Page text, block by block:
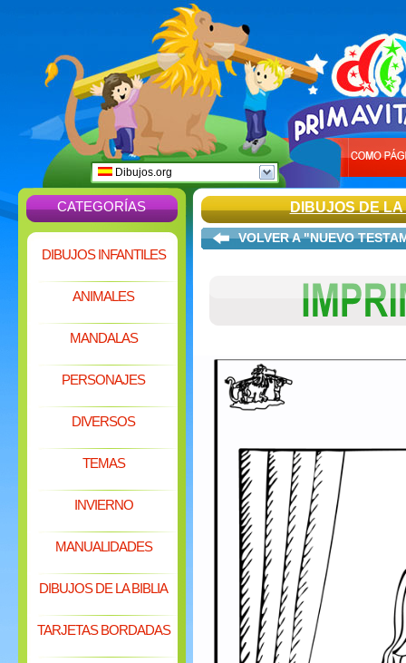
Dibujos.org
CATEGORÍAS
DIBUJOS INFANTILES
ANIMALES
MANDALAS
PERSONAJES
DIVERSOS
TEMAS
INVIERNO
MANUALIDADES
DIBUJOS DE LA BIBLIA
TARJETAS BORDADAS
DIBUJOS DE LA
VOLVER A "NUEVO